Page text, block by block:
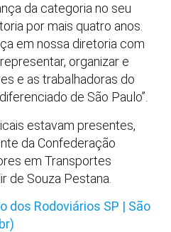
da categoria no seu
por mais quatro anos.
em nossa diretoria com
organizar e
e as trabalhadoras do
de São Paulo”.
estavam presentes,
da Confederação
em Transportes
de Souza Pestana.
dos Rodoviários SP | São